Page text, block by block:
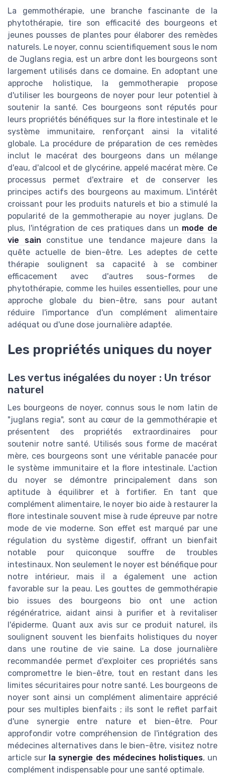
La gemmothérapie, une branche fascinante de la
phytothérapie, tire son efficacité des bourgeons et
jeunes pousses de plantes pour élaborer des remèdes
naturels. Le noyer, connu scientifiquement sous le nom
de Juglans regia, est un arbre dont les bourgeons sont
largement utilisés dans ce domaine. En adoptant une
approche holistique, la gemmotherapie propose
d'utiliser les bourgeons de noyer pour leur potentiel à
soutenir la santé. Ces bourgeons sont réputés pour
leurs propriétés bénéfiques sur la flore intestinale et le
système immunitaire, renforçant ainsi la vitalité
globale. La procédure de préparation de ces remèdes
inclut le macérat des bourgeons dans un mélange
d'eau, d'alcool et de glycérine, appelé macérat mère. Ce
processus permet d'extraire et de conserver les
principes actifs des bourgeons au maximum. L'intérêt
croissant pour les produits naturels et bio a stimulé la
popularité de la gemmotherapie au noyer juglans. De
plus, l'intégration de ces pratiques dans un mode de
vie sain constitue une tendance majeure dans la
quête actuelle de bien-être. Les adeptes de cette
thérapie soulignent sa capacité à se combiner
efficacement avec d'autres sous-formes de
phytothérapie, comme les huiles essentielles, pour une
approche globale du bien-être, sans pour autant
réduire l'importance d'un complément alimentaire
adéquat ou d'une dose journalière adaptée.
Les propriétés uniques du noyer
Les vertus inégalées du noyer : Un trésor
naturel
Les bourgeons de noyer, connus sous le nom latin de
"juglans regia", sont au cœur de la gemmothérapie et
présentent des propriétés extraordinaires pour
soutenir notre santé. Utilisés sous forme de macérat
mère, ces bourgeons sont une véritable panacée pour
le système immunitaire et la flore intestinale. L'action
du noyer se démontre principalement dans son
aptitude à équilibrer et à fortifier. En tant que
complément alimentaire, le noyer bio aide à restaurer la
flore intestinale souvent mise à rude épreuve par notre
mode de vie moderne. Son effet est marqué par une
régulation du système digestif, offrant un bienfait
notable pour quiconque souffre de troubles
intestinaux. Non seulement le noyer est bénéfique pour
notre intérieur, mais il a également une action
favorable sur la peau. Les gouttes de gemmothérapie
bio issues des bourgeons bio ont une action
régénératrice, aidant ainsi à purifier et à revitaliser
l'épiderme. Quant aux avis sur ce produit naturel, ils
soulignent souvent les bienfaits holistiques du noyer
dans une routine de vie saine. La dose journalière
recommandée permet d'exploiter ces propriétés sans
compromettre le bien-être, tout en restant dans les
limites sécuritaires pour notre santé. Les bourgeons de
noyer sont ainsi un complément alimentaire apprécié
pour ses multiples bienfaits ; ils sont le reflet parfait
d'une synergie entre nature et bien-être. Pour
approfondir votre compréhension de l'intégration des
médecines alternatives dans le bien-être, visitez notre
article sur la synergie des médecines holistiques, un
complément indispensable pour une santé optimale.